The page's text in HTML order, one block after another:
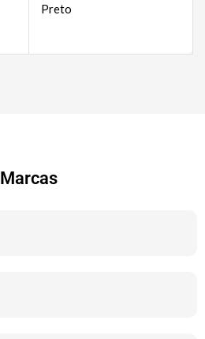
Preto
Marcas